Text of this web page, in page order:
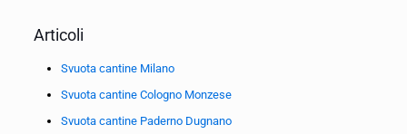
Articoli
Svuota cantine Milano
Svuota cantine Cologno Monzese
Svuota cantine Paderno Dugnano